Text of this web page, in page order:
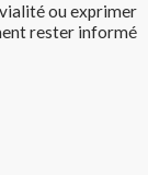
ou exprimer
rester informé